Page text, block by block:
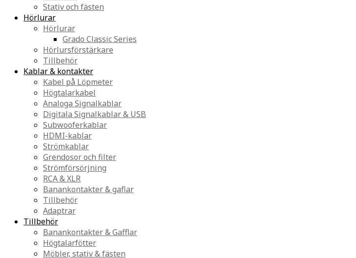
Stativ och fästen
Hörlurar
Hörlurar
Grado Classic Series
Hörlursförstärkare
Tillbehör
Kablar & kontakter
Kabel på Löpmeter
Högtalarkabel
Analoga Signalkablar
Digitala Signalkablar & USB
Subwooferkablar
HDMI-kablar
Strömkablar
Grendosor och filter
Strömförsörjning
RCA & XLR
Banankontakter & gaflar
Tillbehör
Adaptrar
Tillbehör
Banankontakter & Gafflar
Högtalarfötter
Möbler, stativ & fästen